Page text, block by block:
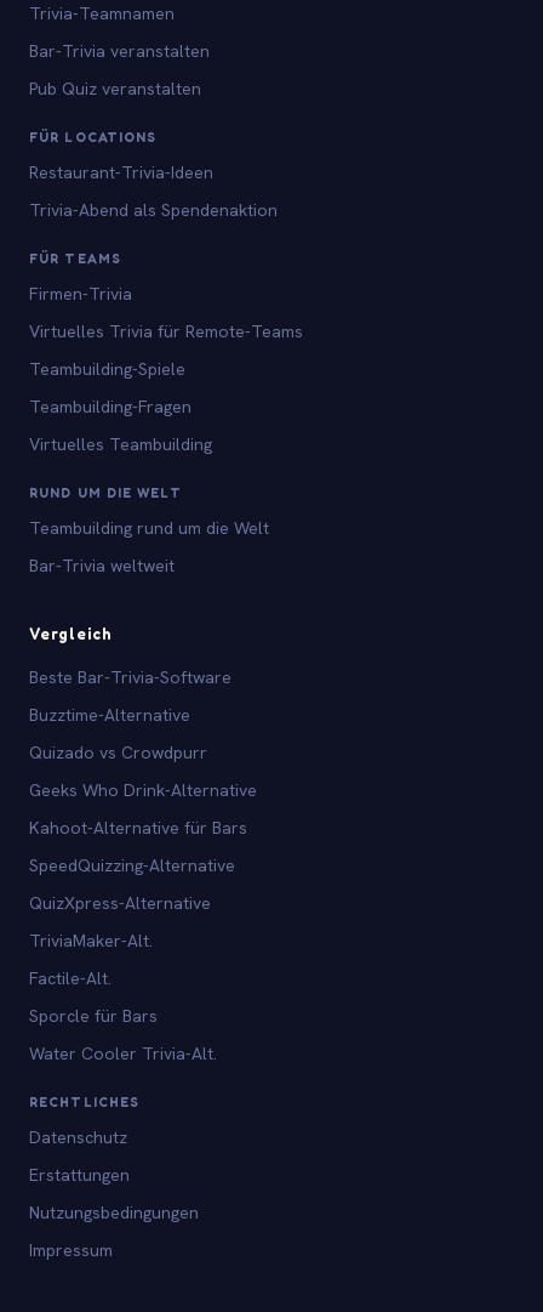
Trivia-Teamnamen
Bar-Trivia veranstalten
Pub Quiz veranstalten
FÜR LOCATIONS
Restaurant-Trivia-Ideen
Trivia-Abend als Spendenaktion
FÜR TEAMS
Firmen-Trivia
Virtuelles Trivia für Remote-Teams
Teambuilding-Spiele
Teambuilding-Fragen
Virtuelles Teambuilding
RUND UM DIE WELT
Teambuilding rund um die Welt
Bar-Trivia weltweit
Vergleich
Beste Bar-Trivia-Software
Buzztime-Alternative
Quizado vs Crowdpurr
Geeks Who Drink-Alternative
Kahoot-Alternative für Bars
SpeedQuizzing-Alternative
QuizXpress-Alternative
TriviaMaker-Alt.
Factile-Alt.
Sporcle für Bars
Water Cooler Trivia-Alt.
RECHTLICHES
Datenschutz
Erstattungen
Nutzungsbedingungen
Impressum